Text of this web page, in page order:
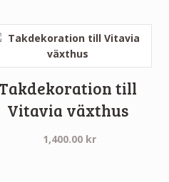
till
Takdekoration till
Vitavia växthus
1,400.00 kr